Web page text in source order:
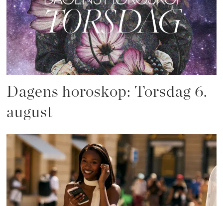
Dagens horoskop: Torsdag 6.
august